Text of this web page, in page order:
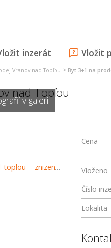
inzerát Vložit
Vranov nad Topľou > Byt 3+1 na
nad Topľou
v galerii
https://www.haloreality.sk/vranov-nad-toplou/predaj-trojizbovy-byt-vranov-nad-toplou---znizena-cena---exkluzivne-halo-reality/72579
Cena
Vloženo
Číslo
Lokalita